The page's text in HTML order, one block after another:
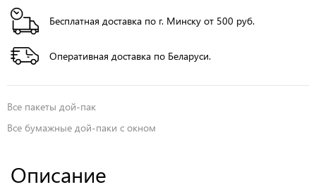
Бесплатная доставка по г. Минску от 500 руб.
Оперативная доставка по Беларуси.
Все пакеты дой-пак
Все бумажные дой-паки с окном
Описание